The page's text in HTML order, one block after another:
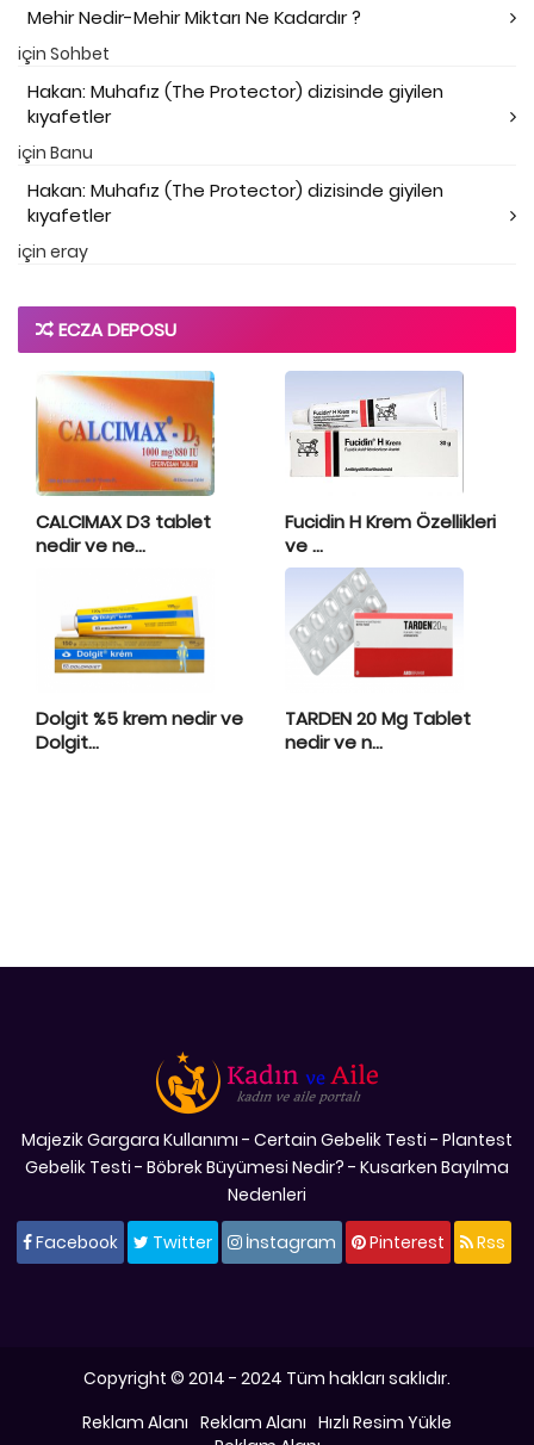
Mehir Nedir-Mehir Miktarı Ne Kadardır ?
için Sohbet
Hakan: Muhafız (The Protector) dizisinde giyilen
kıyafetler
için Banu
Hakan: Muhafız (The Protector) dizisinde giyilen
kıyafetler
için eray
ECZA DEPOSU
CALCIMAX D3 tablet
nedir ve ne...
Fucidin H Krem Özellikleri
ve ...
Dolgit %5 krem nedir ve
Dolgit...
TARDEN 20 Mg Tablet
nedir ve n...
Majezik Gargara Kullanımı - Certain Gebelik Testi - Plantest
Gebelik Testi - Böbrek Büyümesi Nedir? - Kusarken Bayılma
Nedenleri
Facebook
Twitter İnstagram Pinterest Rss
Copyright © 2014 - 2024 Tüm hakları saklıdır.
Reklam Alanı Reklam Alanı Hızlı Resim Yükle